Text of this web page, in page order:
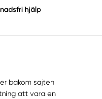
hjälp
bakom sajten
att vara en